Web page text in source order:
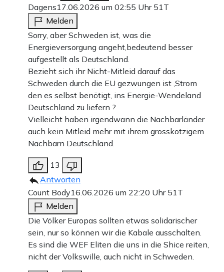
Dagens17.06.2026 um 02:55 Uhr 51T
Melden
Sorry, aber Schweden ist, was die
Energieversorgung angeht,bedeutend besser
aufgestellt als Deutschland.
Bezieht sich ihr Nicht-Mitleid darauf das
Schweden durch die EU gezwungen ist ,Strom
den es selbst benötigt, ins Energie-Wendeland
Deutschland zu liefern ?
Vielleicht haben irgendwann die Nachbarländer
auch kein Mitleid mehr mit ihrem grosskotzigem
Nachbarn Deutschland.
13
Antworten
Count Body16.06.2026 um 22:20 Uhr 51T
Melden
Die Völker Europas sollten etwas solidarischer
sein, nur so können wir die Kabale ausschalten.
Es sind die WEF Eliten die uns in die Shice reiten,
nicht der Volkswille, auch nicht in Schweden.